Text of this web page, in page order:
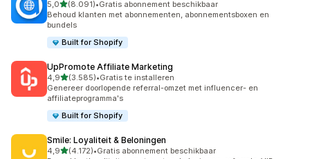
5,0van 5 sterren
(8.091)
8091 recensies in totaal
•Gratis abonnement beschikbaar
Behoud klanten met abonnementen, abonnementsboxen en
bundels
Built for Shopify
UpPromote Affiliate Marketing
4,9van 5 sterren
(3.585)
3585 recensies in totaal
•Gratis te installeren
Genereer doorlopende referral-omzet met influencer- en
affiliateprogramma's
Built for Shopify
Smile: Loyaliteit & Beloningen
4,9van 5 sterren
(4.172)
4172 recensies in totaal
•Gratis abonnement beschikbaar